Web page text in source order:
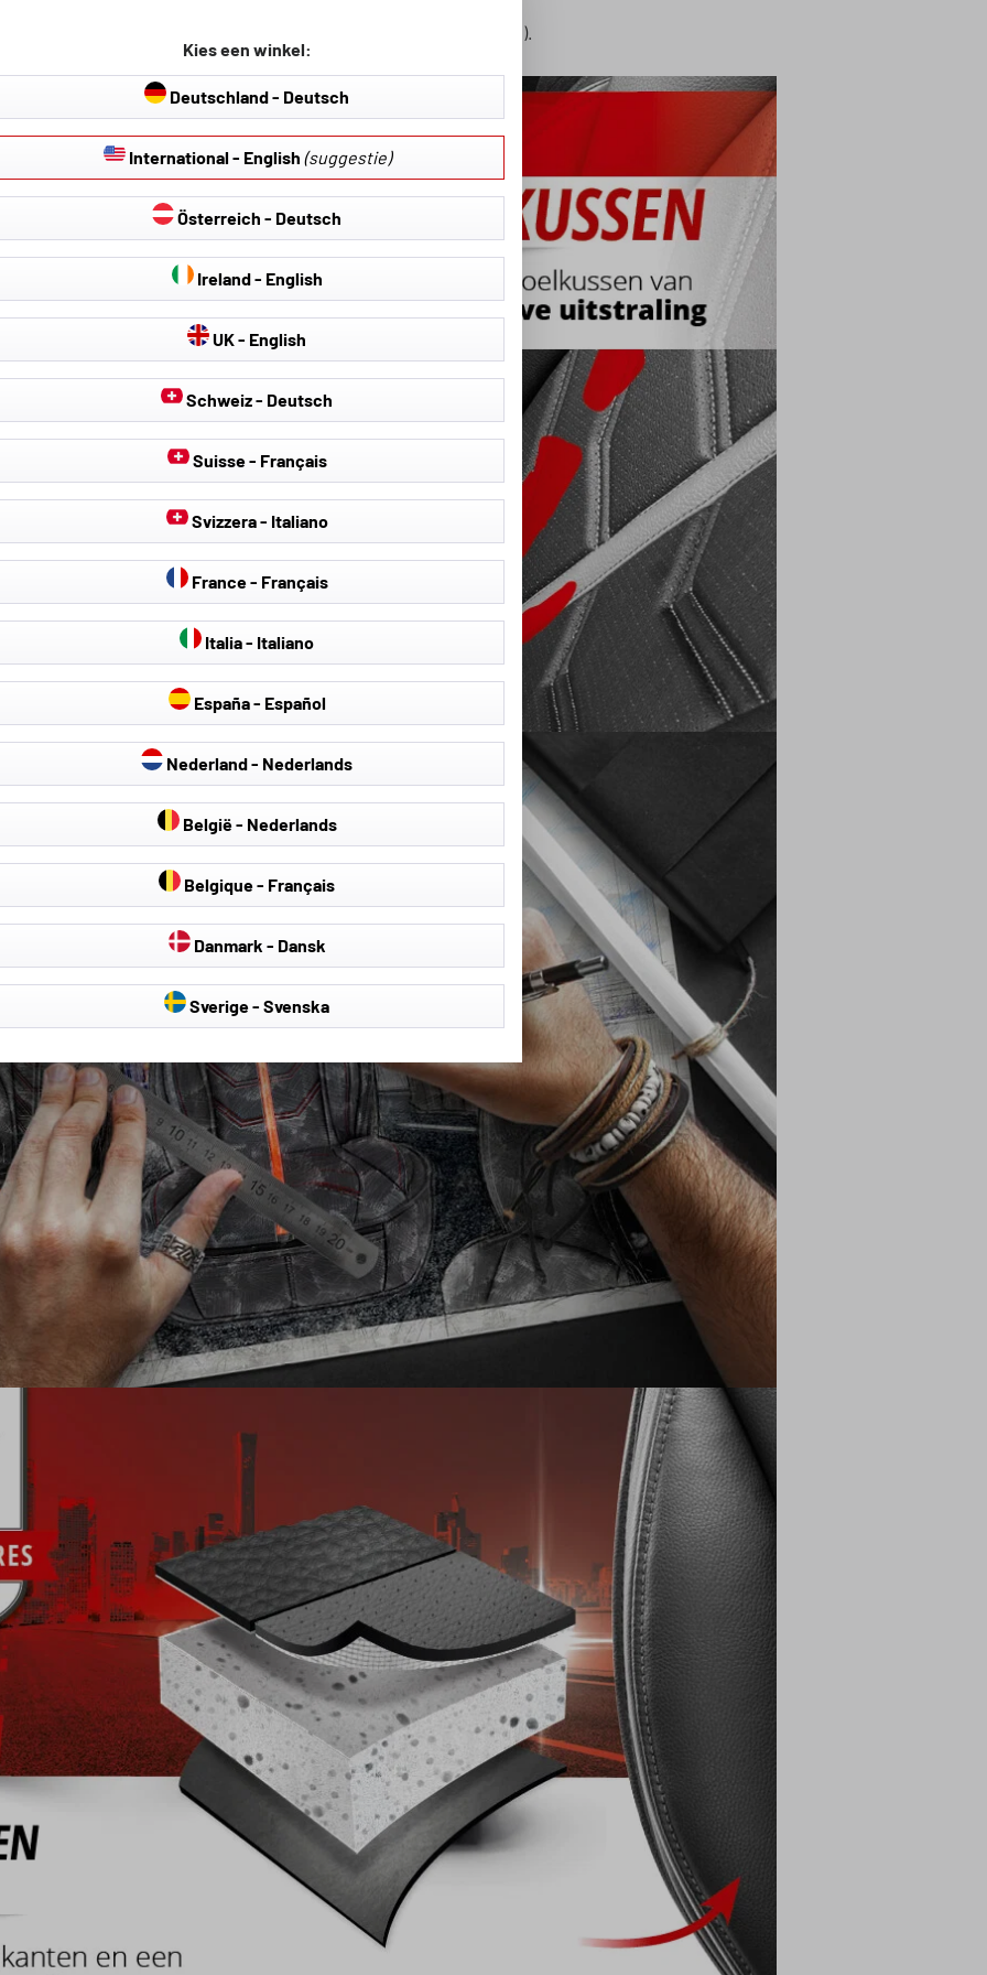
en sportstoelen (niet voor standaard RECARO-sportstoelen).
Kies een winkel:
Deutschland - Deutsch
International - English (suggestie)
Österreich - Deutsch
Ireland - English
UK - English
Schweiz - Deutsch
Suisse - Français
Svizzera - Italiano
France - Français
Italia - Italiano
España - Español
Nederland - Nederlands
België - Nederlands
Belgique - Français
Danmark - Dansk
Sverige - Svenska